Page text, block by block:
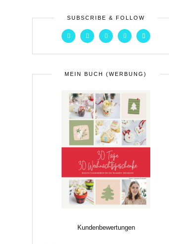
SUBSCRIBE & FOLLOW
MEIN BUCH (WERBUNG)
Kundenbewertungen